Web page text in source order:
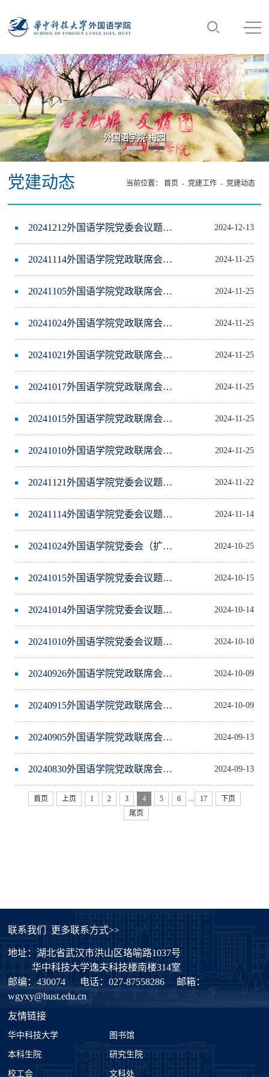
外国语学院·梅园
党建动态 当前位置： 首页 - 党建工作- 党建动态
20241212外国语学院党委会议题公告 2024-12-13
20241114外国语学院党政联席会议题公告 2024-11-25
20241105外国语学院党政联席会议题公告 2024-11-25
20241024外国语学院党政联席会议题公告 2024-11-25
20241021外国语学院党政联席会议题公告 2024-11-25
20241017外国语学院党政联席会议题公告 2024-11-25
20241015外国语学院党政联席会议题公告 2024-11-25
20241010外国语学院党政联席会议题公告 2024-11-25
20241121外国语学院党委会议题公告 2024-11-22
20241114外国语学院党委会议题公告 2024-11-14
20241024外国语学院党委会（扩大）议题公告 2024-10-25
20241015外国语学院党委会议题公告 2024-10-15
20241014外国语学院党委会议题公告 2024-10-14
20241010外国语学院党委会议题公告 2024-10-10
20240926外国语学院党政联席会议题公告 2024-10-09
20240915外国语学院党政联席会议题公告 2024-10-09
20240905外国语学院党政联席会议题公告 2024-09-13
20240830外国语学院党政联席会议题公告 2024-09-13
首页 上页 1 2 3 4 5 6 ... 17
下页
尾页
联系我们 更多联系方式>>
地址：湖北省武汉市洪山区珞喻路1037号
华中科技大学逸夫科技楼南楼314室
邮编：430074
电话：027-87558286
邮箱：
wgyxy@hust.edu.cn
友情链接
华中科技大学 图书馆
本科生院 研究生院
校工会 文科处